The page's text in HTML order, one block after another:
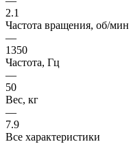
2.1
Частота вращения, об/мин
—
1350
Частота, Гц
—
50
Вес, кг
—
7.9
Все характеристики